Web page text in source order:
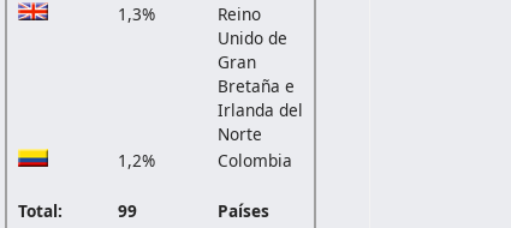
1,3%
Reino
Unido de
Gran
Bretaña e
Irlanda del
Norte
1,2%
Colombia
Total: 99 Países